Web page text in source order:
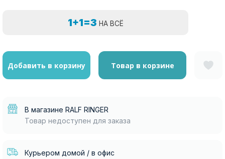
1+1=3 НА ВСЁ
Добавить в корзину Товар в корзине
В магазине RALF RINGER
Товар недоступен для заказа
Курьером домой / в офис